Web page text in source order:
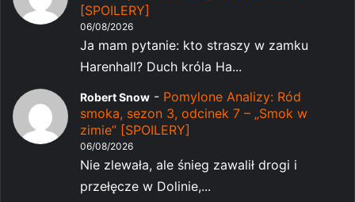
[SPOILERY]
06/08/2026
Ja mam pytanie: kto straszy w zamku
Harenhall? Duch króla Ha...
Robert Snow - Pomylone Analizy: Ród
smoka, sezon 3, odcinek 7 – „Smok w
zimie” [SPOILERY]
06/08/2026
Nie zlewała, ale śnieg zawalił drogi i
przełęcze w Dolinie,...